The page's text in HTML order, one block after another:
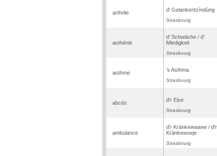
arthrite d' Gelankentzìndùng
Strasbourg
asthénie
d' Schwäche / d'
Miedigkeit
Strasbourg
asthme 's Asthma
Strasbourg
abcès d'r Eise
Strasbourg
ambulance
d'r Krànkewaawe / d'r
Krànkewoeje
Strasbourg